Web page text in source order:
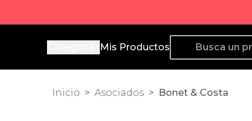
Producto de Aquí
Mis Productos
Inicio > Asociados > Bonet & Costa